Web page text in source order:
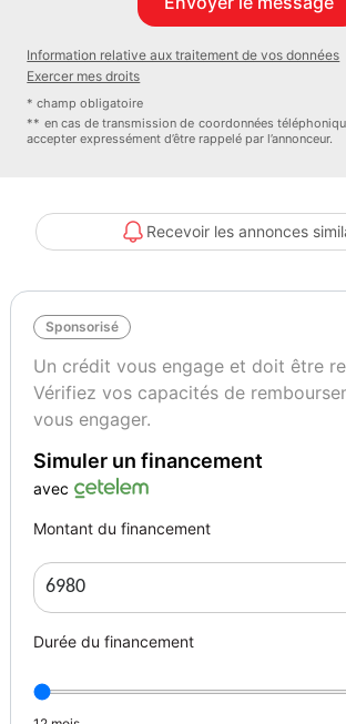
Notre souhait, vous satisfaire avec des
révisés avec rigueur et une garantie
Nos autos sont révisées avant le départ incluant
Distribution + pompe a eau + galet , Vidange et
Première immatriculation: 04/2011
96 525 km
Puissance: 63 kW / 85 Ch.
Cylindrée: 875 ccm
Boite de vitesse: automatique
Date d'expiration du CT: 04/2028
Nombre total de propriétaires: 2
Clés: 2
Véhicule accidenté Non
Couleur: Rouge (Original)
Sellerie: Tissu (Original)
Nombre de portes: 3
(A vérifier sur place)
Toit ouvrant panoramique électrique
Information relative aux traitement de vos données
Exercer mes droits
* champ obligatoire
** en cas de transmission de coordonnées
accepter expressément d’être rappelé par l’annonceur.
Recevoir les annonces
Sponsorisé
Un crédit vous engage et doit être
Vérifiez vos capacités de
vous engager.
Simuler un financement
avec
Montant du financement
Durée du financement